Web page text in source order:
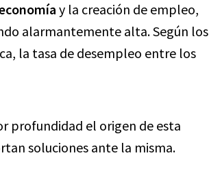
y la creación de empleo,
alarmantemente alta. Según los
la tasa de desempleo entre los
profundidad el origen de esta
soluciones ante la misma.